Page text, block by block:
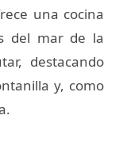
una cocina
del mar de la
destacando
y, como